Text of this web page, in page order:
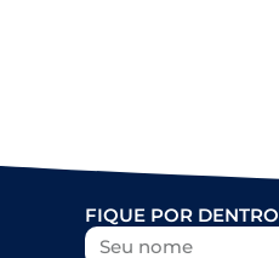
FIQUE POR DENTRO